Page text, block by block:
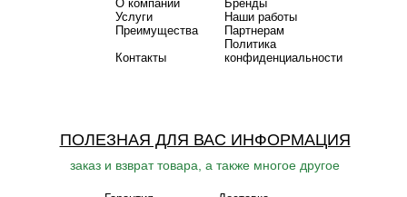
О компании
Бренды
Услуги
Наши работы
Преимущества
Партнерам
Контакты
Политика
конфиденциальности
ПОЛЕЗНАЯ ДЛЯ ВАС ИНФОРМАЦИЯ
заказ и взврат товара, а также многое другое